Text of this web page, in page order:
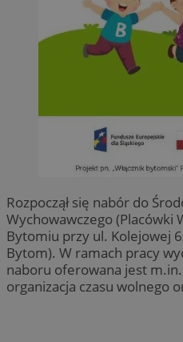
Rozpoczął się nabór do
Wychowawczego (Placówki
Bytomiu przy ul. Kolejowej
Bytom). W ramach pracy
naboru oferowana jest
organizacja czasu wolnego